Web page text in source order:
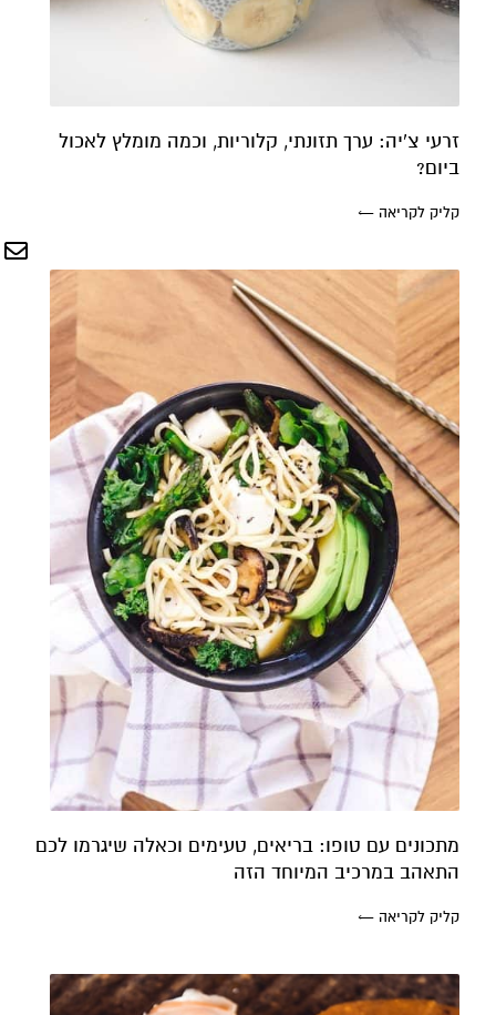
זרעי צ'יה: ערך תזונתי, קלוריות, וכמה מומלץ לאכול
ביום?
קליק לקריאה ←
מתכונים עם טופו: בריאים, טעימים וכאלה שיגרמו לכם
התאהב במרכיב המיוחד הזה
קליק לקריאה ←